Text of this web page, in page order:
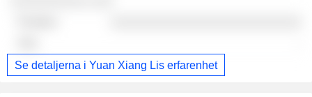
Se detaljerna i Yuan Xiang Lis erfarenhet